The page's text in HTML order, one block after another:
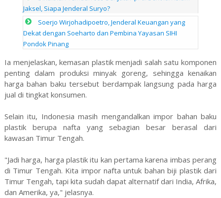
Jaksel, Siapa Jenderal Suryo?
Soerjo Wirjohadipoetro, Jenderal Keuangan yang
Dekat dengan Soeharto dan Pembina Yayasan SIHI
Pondok Pinang
Ia menjelaskan, kemasan plastik menjadi salah satu komponen
penting dalam produksi minyak goreng, sehingga kenaikan
harga bahan baku tersebut berdampak langsung pada harga
jual di tingkat konsumen.
Selain itu, Indonesia masih mengandalkan impor bahan baku
plastik berupa nafta yang sebagian besar berasal dari
kawasan Timur Tengah.
"Jadi harga, harga plastik itu kan pertama karena imbas perang
di Timur Tengah. Kita impor nafta untuk bahan biji plastik dari
Timur Tengah, tapi kita sudah dapat alternatif dari India, Afrika,
dan Amerika, ya," jelasnya.